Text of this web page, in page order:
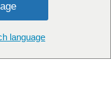
language